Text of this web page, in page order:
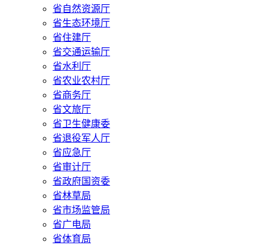
省自然资源厅
省生态环境厅
省住建厅
省交通运输厅
省水利厅
省农业农村厅
省商务厅
省文旅厅
省卫生健康委
省退役军人厅
省应急厅
省审计厅
省政府国资委
省林草局
省市场监管局
省广电局
省体育局